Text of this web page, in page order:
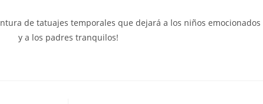
de tatuajes temporales que dejará a los niños emocionados
y a los padres tranquilos!